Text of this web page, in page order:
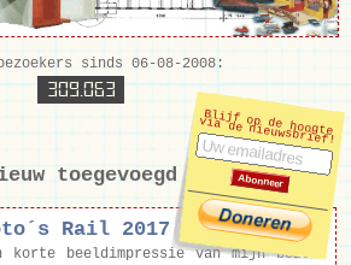
Blijf op de hoogte
via de nieuwsbrief!
sinds 06-08-2008:
309.063
toegevoegd
Rail 2017
korte beeldimpressie van mijn bezoek